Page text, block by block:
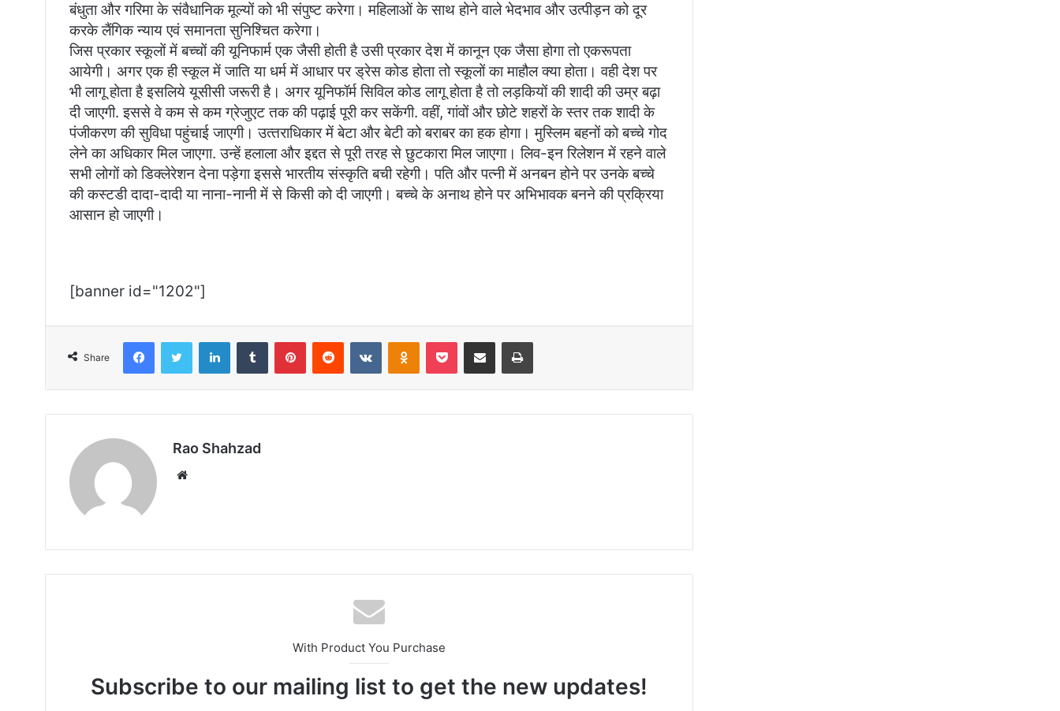
बंधुता और गरिमा के संवैधानिक मूल्यों को भी संपुष्ट करेगा। महिलाओं के साथ होने वाले भेदभाव और उत्पीड़न को दूर
करके लैंगिक न्याय एवं समानता सुनिश्चित करेगा।
जिस प्रकार स्कूलों में बच्चों की यूनिफार्म एक जैसी होती है उसी प्रकार देश में कानून एक जैसा होगा तो एकरूपता
आयेगी। अगर एक ही स्कूल में जाति या धर्म में आधार पर ड्रेस कोड होता तो स्कूलों का माहौल क्या होता। वही देश पर
भी लागू होता है इसलिये यूसीसी जरूरी है। अगर यूनिफॉर्म सिविल कोड लागू होता है तो लड़कियों की शादी की उम्र बढ़ा
दी जाएगी. इससे वे कम से कम ग्रेजुएट तक की पढ़ाई पूरी कर सकेंगी. वहीं, गांवों और छोटे शहरों के स्‍तर तक शादी के
पंजीकरण की सुविधा पहुंचाई जाएगी। उत्‍तराधिकार में बेटा और बेटी को बराबर का हक होगा। मुस्लिम बहनों को बच्‍चे गोद
लेने का अधिकार मिल जाएगा. उन्‍हें हलाला और इद्दत से पूरी तरह से छुटकारा मिल जाएगा। लिव-इन रिलेशन में रहने वाले
सभी लोगों को डिक्लेरेशन देना पड़ेगा इससे भारतीय संस्कृति बची रहेगी। पति और पत्‍नी में अनबन होने पर उनके बच्‍चे
की कस्‍टडी दादा-दादी या नाना-नानी में से किसी को दी जाएगी। बच्‍चे के अनाथ होने पर अभिभावक बनने की प्रक्रिया
आसान हो जाएगी।
[banner id="1202"]
Share
FacebookTwitter LinkedInTumblr PinterestReddit VKontakteOdnoklassniki
Pocket Share via Email Print
Rao Shahzad
Website
With Product You Purchase
Subscribe to our mailing list to get the new updates!